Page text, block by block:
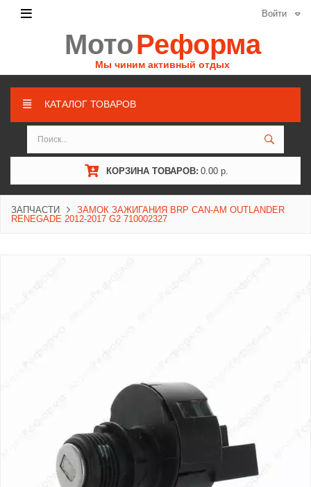
Войти
МотоРеформа
Мы чиним активный отдых
КАТАЛОГ ТОВАРОВ
КОРЗИНА ТОВАРОВ: 0.00 р.
ЗАПЧАСТИ
ЗАМОК ЗАЖИГАНИЯ BRP CAN-AM OUTLANDER
RENEGADE 2012-2017 G2 710002327